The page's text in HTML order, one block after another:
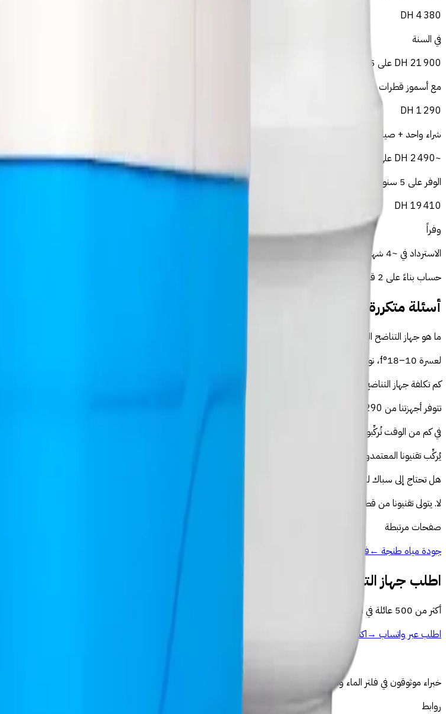
4 380
في السنة
21 900
على 5 سنوات
مع أسموز قطرات
1 290
شراء واحد + صيانة ~300 درهم/سنة
~
2 490
على 5 سنوات
الوفر على 5 سنوات
19 410
وفراً
الاسترداد في ~4 شهراً
حساب بناءً على 2 قنينة 1.5 لتر يومياً بسعر 6 درهم للقنينة.
أسئلة متكررة — أسموز في طنجة
ما هو جهاز التناضح العكسي المناسب لمياه طنجة؟
لعسرة 10–18°f، نوصي بجهاز تناضح عكسي 5 مراحل. أجهزتنا مُعايَرة لمعالجة معاملات مياه طنجة بفعالية.
كم تكلفة جهاز التناضح العكسي في طنجة؟
تتوفر أجهزتنا من 1 290 درهم، شاملة التوصيل والتركيب الاحترافي دون رسوم إضافية.
في كم من الوقت تُركِّبون الجهاز في طنجة؟
يُركِّب تقنيونا المعتمدون الجهاز في أقل من ساعتين — توصيل تحت الحوض، اختبار الضغط، شرح كامل. التوصيل خلال 24 ساعة بعد الطلب.
هل تحتاج إلى سباك لتركيب الجهاز؟
لا. يتولى تقنيونا من قطرات كل شيء — لا حاجة لسباك خارجي. التركيب مشمول في السعر.
صفحات مرتبطة
جودة مياه طنجة ←فلتر ماء طنجة ←
اطلب جهاز التناضح العكسي في طنجة
أكثر من 500 عائلة في المغرب · توصيل وتركيب مجانيان · رد خلال ساعتين
اطلب عبر واتساب →اكتشف منتجاتنا
خبراء موثوقون في فلتر الماء والتناضح العكسي بالمغرب
روابط